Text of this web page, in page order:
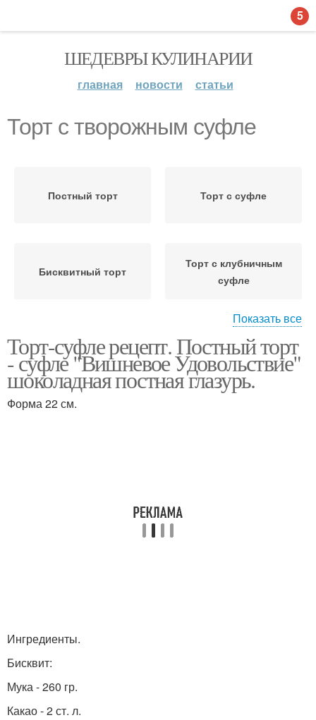
ШЕДЕВРЫ КУЛИНАРИИ
главная новости статьи
Торт с творожным суфле
Постный торт Торт с суфле
Бисквитный торт
Торт с клубничным
суфле
Шоколадное суфле Суфле для торта
Показать все
Торт-суфле рецепт. Постный торт
- суфле "Вишневое Удовольствие"
шоколадная постная глазурь.
Форма 22 см.
Ингредиенты.
Бисквит:
Мука - 260 гр.
Какао - 2 ст. л.
5